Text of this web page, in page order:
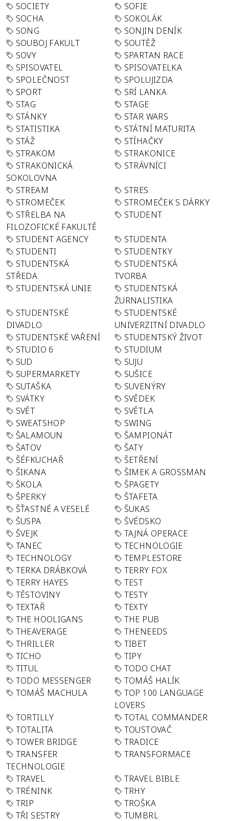
SOCIETY
SOFIE
SOCHA
SOKOLÁK
SONG
SONJIN DENÍK
SOUBOJ FAKULT
SOUTĚŽ
SOVY
SPARTAN RACE
SPISOVATEL
SPISOVATELKA
SPOLEČNOST
SPOLUJIZDA
SPORT
SRÍ LANKA
STAG
STAGE
STÁNKY
STAR WARS
STATISTIKA
STÁTNÍ MATURITA
STÁŽ
STÍHAČKY
STRAKOM
STRAKONICE
STRAKONICKÁ
SOKOLOVNA
STRÁVNÍCI
STREAM
STRES
STROMEČEK
STROMEČEK S DÁRKY
STŘELBA NA
FILOZOFICKÉ FAKULTĚ
STUDENT
STUDENT AGENCY
STUDENTA
STUDENTI
STUDENTKY
STUDENTSKÁ
STŘEDA
STUDENTSKÁ
TVORBA
STUDENTSKÁ UNIE
STUDENTSKÁ
ŽURNALISTIKA
STUDENTSKÉ
DIVADLO
STUDENTSKÉ
UNIVERZITNÍ DIVADLO
STUDENTSKÉ VAŘENÍ
STUDENTSKÝ ŽIVOT
STUDIO 6
STUDIUM
SUD
SUJU
SUPERMARKETY
SUŠICE
SUTAŠKA
SUVENÝRY
SVÁTKY
SVĚDEK
SVĚT
SVĚTLA
SWEATSHOP
SWING
ŠALAMOUN
ŠAMPIONÁT
ŠATOV
ŠATY
ŠÉFKUCHAŘ
ŠETŘENÍ
ŠIKANA
ŠIMEK A GROSSMAN
ŠKOLA
ŠPAGETY
ŠPERKY
ŠTAFETA
ŠŤASTNÉ A VESELÉ
ŠUKAS
ŠUSPA
ŠVÉDSKO
ŠVEJK
TAJNÁ OPERACE
TANEC
TECHNOLOGIE
TECHNOLOGY
TEMPLESTORE
TERKA DRÁBKOVÁ
TERRY FOX
TERRY HAYES
TEST
TĚSTOVINY
TESTY
TEXTAŘ
TEXTY
THE HOOLIGANS
THE PUB
THEAVERAGE
THENEEDS
THRILLER
TIBET
TICHO
TIPY
TITUL
TODO CHAT
TODO MESSENGER
TOMÁŠ HALÍK
TOMÁŠ MACHULA
TOP 100 LANGUAGE
LOVERS
TORTILLY
TOTAL COMMANDER
TOTALITA
TOUSTOVAČ
TOWER BRIDGE
TRADICE
TRANSFER
TECHNOLOGIE
TRANSFORMACE
TRAVEL
TRAVEL BIBLE
TRÉNINK
TRHY
TRIP
TROŠKA
TŘI SESTRY
TUMBRL